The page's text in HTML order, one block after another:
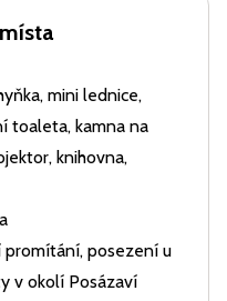
mini lednice,
toaleta, kamna na
knihovna,
promítání, posezení u
v okolí Posázaví